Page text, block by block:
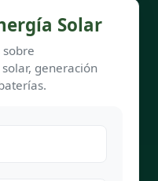
Solar
generación